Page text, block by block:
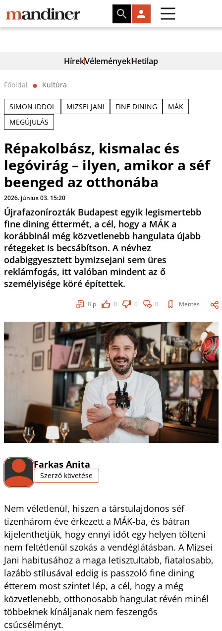
HírekVéleményekHetilap
Főoldal ⬤ Kultúra
SIMON IDDOL MIZSEI JANI FINE DINING
MÁK
MEGÚJULÁS
Répakolbász, kismalac és
legóvirág – ilyen, amikor a séf
beenged az otthonába
2026. június 03. 15:20
Újrafazonírozták Budapest egyik legismertebb
fine dining éttermét, a cél, hogy a MÁK a
korábbinál még közvetlenebb hangulata újabb
rétegeket is becsábítson. A névhez
odabiggyesztett bymizsejani sem üres
reklámfogás, itt valóban mindent az ő
személyisége köré építettek.
8 p 0 0 0 Mentés
Farkas Anita
Szerző követése
Nem véletlenül, hiszen a társtulajdonos séf
tizenhárom éve érkezett a MÁK-ba, és bátran
kijelenthetjük, hogy ennyi időt egy helyen tölteni
nem feltétlenül szokás a vendéglátásban. A Mizsei
Jani habitusához a maga letisztultabb, fiatalosabb,
lazább stílusával eddig is passzoló fine dining
étterem most szintet lép, a cél, hogy a még
közvetlenebb, otthonosabb hangulat révén minél
többeknek kínáljanak nem feszengős
csúcsélményt.